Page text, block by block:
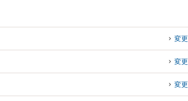
変更
変更
変更